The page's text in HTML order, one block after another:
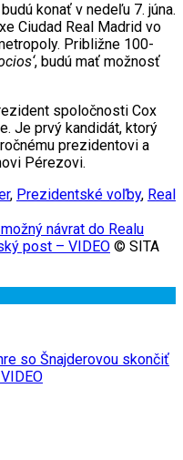
konať v nedeľu 7. júna.
Ciudad Real Madrid vo
Približne 100-
, budú mať možnosť
spoločnosti Cox
Je prvý kandidát, ktorý
prezidentovi a
Pérezovi.
, Prezidentské voľby, Real
návrat do Realu
post – VIDEO © SITA
so Šnajderovou skončiť